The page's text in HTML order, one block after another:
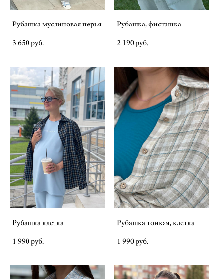
Рубашка муслиновая перья
3 650 pуб.
Рубашка, фисташка
2 190 pуб.
Рубашка клетка
1 990 pуб.
Рубашка тонкая, клетка
1 990 pуб.